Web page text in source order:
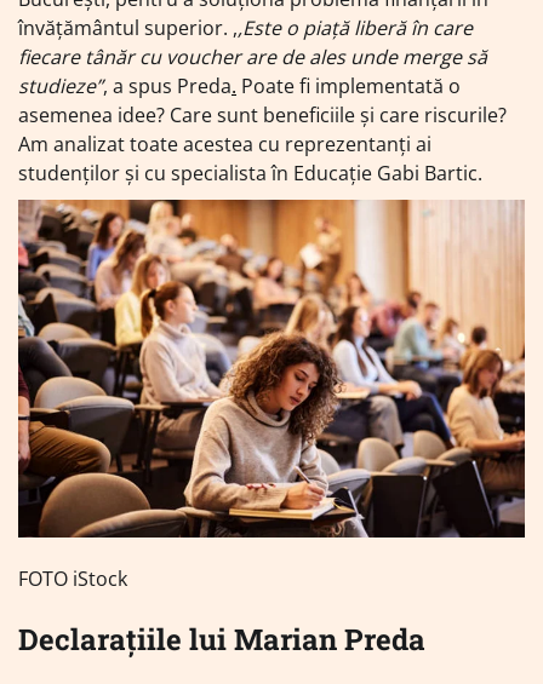
învățământul superior. ,,Este o piață liberă în care
fiecare tânăr cu voucher are de ales unde merge să
studieze”, a spus Preda. Poate fi implementată o
asemenea idee? Care sunt beneficiile și care riscurile?
Am analizat toate acestea cu reprezentanți ai
studenților și cu specialista în Educație Gabi Bartic.
FOTO iStock
Declarațiile lui Marian Preda